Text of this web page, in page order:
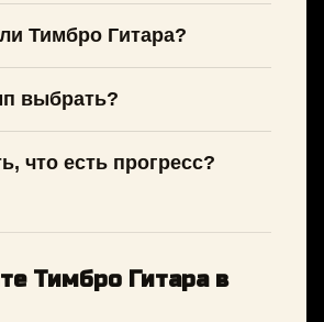
Тимбро Гитара?
выбрать?
что есть прогресс?
Тимбро Гитара в